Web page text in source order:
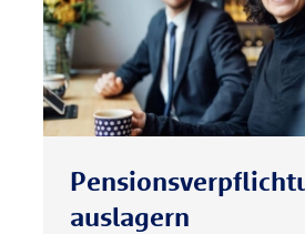
auslagern